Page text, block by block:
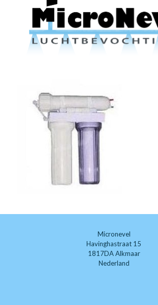
Micronevel
Havinghastraat 15
1817DA Alkmaar
Nederland